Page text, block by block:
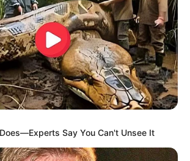
Say You Can't Unsee It